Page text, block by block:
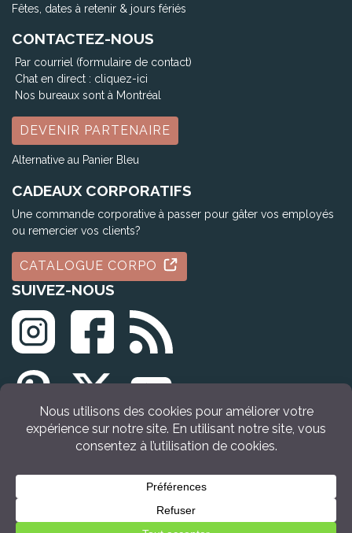
VOIR LE PRODUIT
Fêtes, dates à retenir & jours fériés
CONTACTEZ-NOUS
Par courriel (formulaire de contact)
Chat en direct : cliquez-ici
Nos bureaux sont à Montréal
DEVENIR PARTENAIRE
Alternative au Panier Bleu
CADEAUX CORPORATIFS
Une commande corporative à passer pour gâter vos employés
ou remercier vos clients?
CATALOGUE CORPO
SUIVEZ-NOUS
© Tous droits réservés Idée Cadeau Québec (2009 - 2026)
Retour en haut